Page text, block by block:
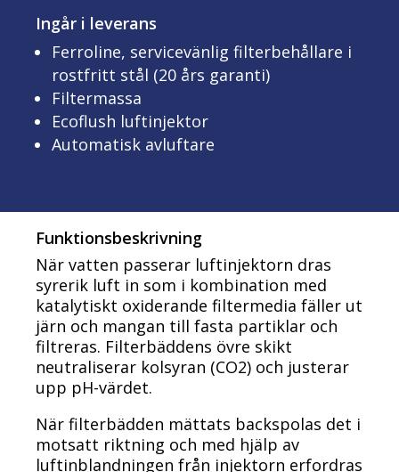
Ingår i leverans
Ferroline, servicevänlig filterbehållare i
rostfritt stål (20 års garanti)
Filtermassa
Ecoflush luftinjektor
Automatisk avluftare
Funktionsbeskrivning
När vatten passerar luftinjektorn dras
syrerik luft in som i kombination med
katalytiskt oxiderande filtermedia fäller ut
järn och mangan till fasta partiklar och
filtreras. Filterbäddens övre skikt
neutraliserar kolsyran (CO2) och justerar
upp pH-värdet.
När filterbädden mättats backspolas det i
motsatt riktning och med hjälp av
luftinblandningen från injektorn erfordras